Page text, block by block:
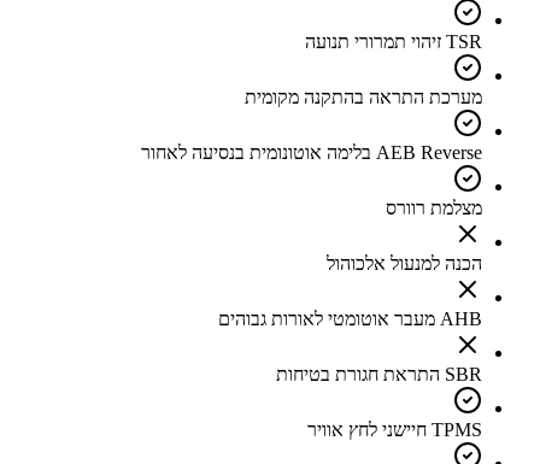
TSR זיהוי תמרורי תנועה
מערכת התראה בהתקנה מקומית
AEB Reverse בלימה אוטונומית בנסיעה לאחור
מצלמת רוורס
הכנה למנעול אלכוהול
AHB מעבר אוטומטי לאורות גבוהים
SBR התראת חגורת בטיחות
TPMS חיישני לחץ אוויר